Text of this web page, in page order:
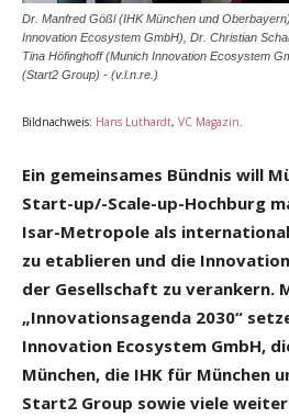
Dr. Manfred Gößl (IHK München und
Innovation Ecosystem GmbH), Dr. Christian
Tina Höfinghoff (Munich Innovation Ecosystem
(Start2 Group) - (v.l.n.re.)
Bildnachweis: Hans Luthardt, VC Magazin
Ein gemeinsames Bündnis will
Start-up/-Scale-up-Hochburg
Isar-Metropole als
zu etablieren und die
der Gesellschaft zu verankern.
„Innovationsagenda 2030“
Innovation Ecosystem GmbH,
München, die IHK für München
Start2 Group sowie viele